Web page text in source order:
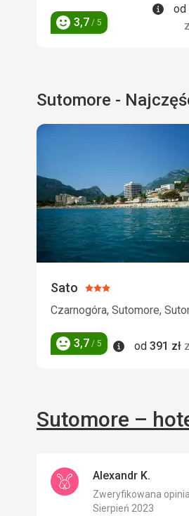
Ocena
3,7 / 5
od
Sutomore -
Sato Ocena:
3/5
Czarnogóra, Sutomore,
Ocena
3,7 / 5 Informacje
od 391 zł
Sutomore –
Alexandr K.
Zweryfikowana
Sierpień 2023